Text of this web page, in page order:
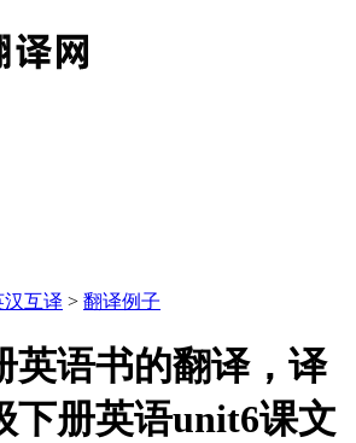
汉互译 > 翻译例子
英语书的翻译，译
下册英语unit6课文